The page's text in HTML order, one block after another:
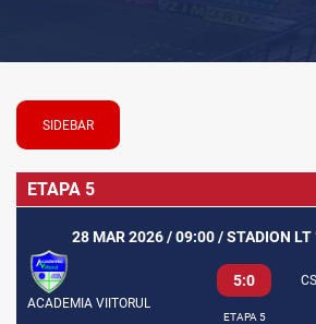
SIDEBAR
ETAPA 5
28 MAR 2026 / 09:00 / STADION LT
ACADEMIA VIITORUL
5:0
ETAPA 5